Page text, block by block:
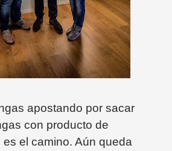
apostando por sacar
con producto de
es el camino. Aún queda